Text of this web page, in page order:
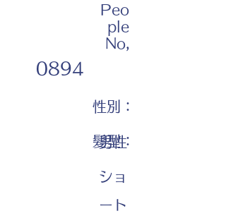
Peo
ple
No,
0894
性別：
男性
髪型：
ショ
ート